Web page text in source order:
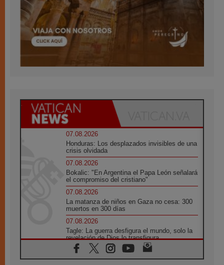
07.08.2026
Honduras: Los desplazados invisibles de una
crisis olvidada
07.08.2026
Bokalic: "En Argentina el Papa León señalará
el compromiso del cristiano"
07.08.2026
La matanza de niños en Gaza no cesa: 300
muertos en 300 días
07.08.2026
Tagle: La guerra desfigura el mundo, solo la
revelación de Dios lo transfigura
07.08.2026
Presentada la Trienal de Arte de las